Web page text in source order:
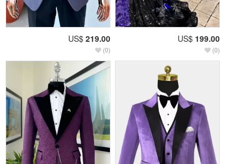
US$ 219.00
(0)
US$ 199.00
(0)